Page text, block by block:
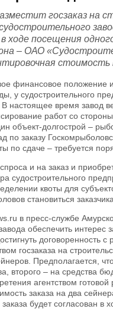
госзаказ на
ходе посещения
– ОАО
финансовое положение
у судостроительного
настоящее время завод
работ со стороны
объект-долгострой –
по заказу
по сдаче – требуется
и на заказ и
судостроительного
квоты для
становиться
в пресс-службе
обеспечить интерес
договоренность
госзаказа на
Предполагается,
второго – на средства
агентством
заказа на два
будет согласован в